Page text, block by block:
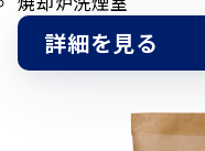
詳細を見る